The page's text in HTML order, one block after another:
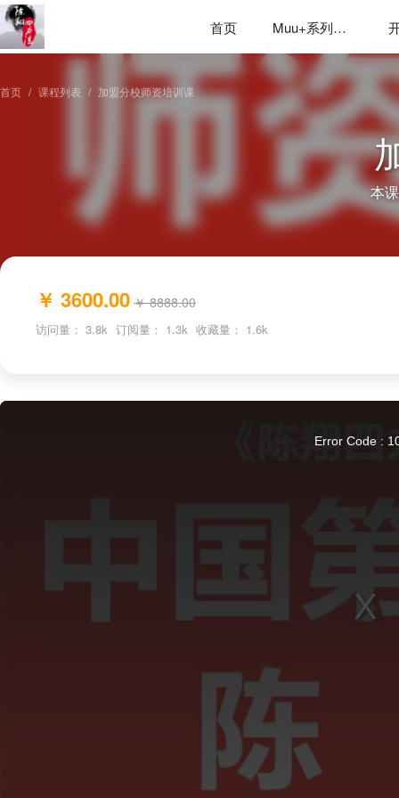
首页 Muu+系列应用
首页 课程列表 加盟分校师资培训课
本
￥ 3600.00 ￥ 8888.00
访问量： 3.8k 订阅量： 1.3k 收藏量： 1.6k
This
Error Code :